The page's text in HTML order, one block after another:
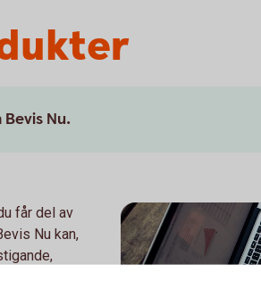
Nu.
får del av
Nu kan,
för en